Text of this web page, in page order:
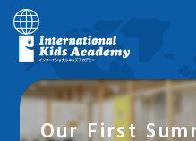
Our First